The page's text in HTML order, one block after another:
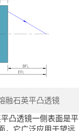
融石英平凸透镜
凸透镜一侧表面是平